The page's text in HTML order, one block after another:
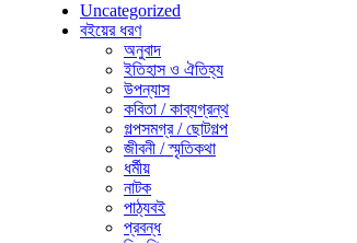
Uncategorized
বইয়ের ধরণ
অনুবাদ
ইতিহাস ও ঐতিহ্য
উপন্যাস
কবিতা / কাব্যগ্রন্থ
গল্পসমগ্র / ছোটগল্প
জীবনী / স্মৃতিকথা
ধর্মীয়
নাটক
পাঠ্যবই
প্রবন্ধ